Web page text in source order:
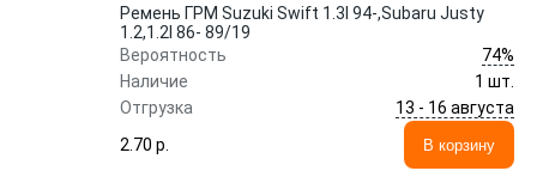
Ремень ГРМ Suzuki Swift 1.3I 94-,Subaru Justy
1.2,1.2I 86- 89/19
Вероятность
74%
Наличие
1 шт.
Отгрузка
13 - 16 августа
2.70 p.
В корзину